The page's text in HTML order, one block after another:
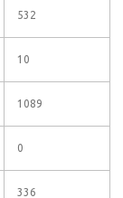
532
10
1089
0
336